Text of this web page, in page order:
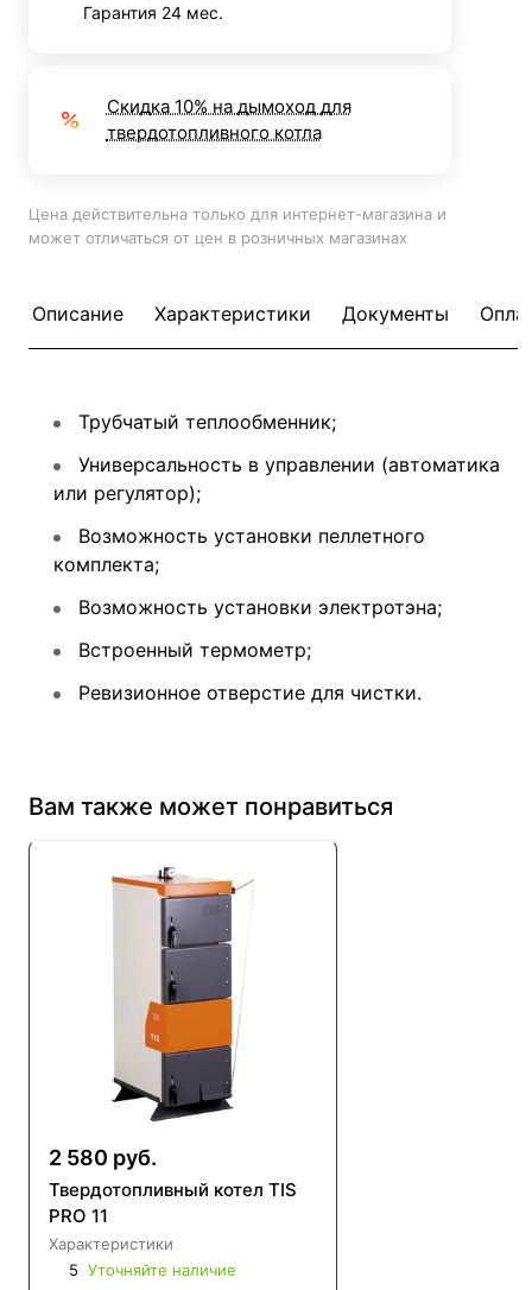
Гарантия 24 мес.
Скидка 10% на дымоход для
твердотопливного котла
Цена действительна только для интернет-магазина и
может отличаться от цен в розничных магазинах
Описание Характеристики Документы
Трубчатый теплообменник;
Универсальность в управлении (автоматика
или регулятор);
Возможность установки пеллетного
комплекта;
Возможность установки электротэна;
Встроенный термометр;
Ревизионное отверстие для чистки.
Вам также может понравиться
2 580 руб.
Твердотопливный котел TIS
PRO 11
Характеристики
5 Уточняйте наличие